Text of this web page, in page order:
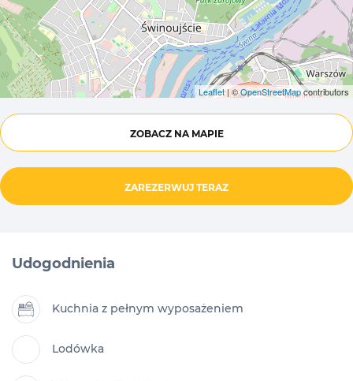
Leaflet| ©OpenStreetMapcontributors
ZOBACZ NA MAPIE
ZAREZERWUJ TERAZ
Udogodnienia
Kuchnia z pełnym wyposażeniem
Lodówka